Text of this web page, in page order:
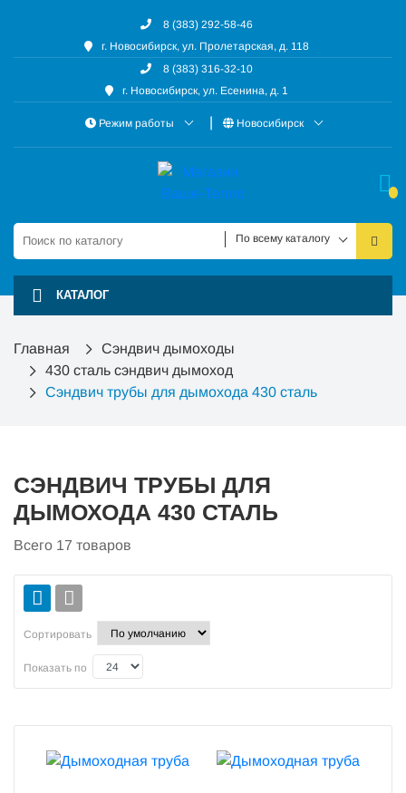
8 (383) 292-58-46
г. Новосибирск, ул. Пролетарская, д. 118
8 (383) 316-32-10
г. Новосибирск, ул. Есенина, д. 1
Режим работы Новосибирск
По всему каталогу
КАТАЛОГ
Главная
Сэндвич дымоходы
430 сталь сэндвич дымоход
Сэндвич трубы для дымохода 430 сталь
СЭНДВИЧ ТРУБЫ ДЛЯ
ДЫМОХОДА 430 СТАЛЬ
Всего 17 товаров
Сортировать
Показать по